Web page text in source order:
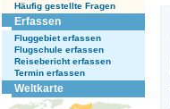
Häufig gestellte Fragen
Erfassen
Fluggebiet erfassen
Flugschule erfassen
Reisebericht erfassen
Termin erfassen
Weltkarte